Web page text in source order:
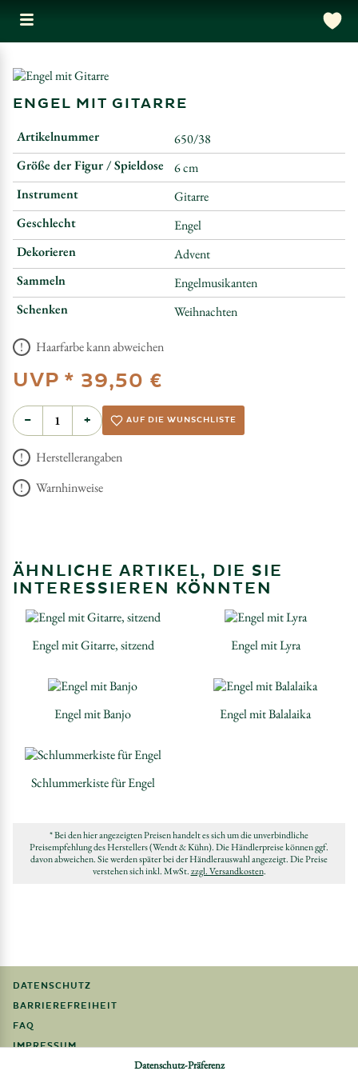
ENGEL MIT GITARRE
Artikelnummer
650/38
Größe der Figur / Spieldose
6 cm
Instrument
Gitarre
Geschlecht
Engel
Dekorieren
Advent
Sammeln
Engelmusikanten
Schenken
Weihnachten
Haarfarbe kann abweichen
UVP * 39,50 €
− + AUF DIE WUNSCHLISTE
Herstellerangaben
Warnhinweise
ÄHNLICHE ARTIKEL, DIE SIE
INTERESSIEREN KÖNNTEN
Engel mit Gitarre, sitzend Engel mit Lyra
Engel mit Banjo Engel mit Balalaika
Schlummerkiste für Engel
* Bei den hier angezeigten Preisen handelt es sich um die unverbindliche
Preisempfehlung des Herstellers (Wendt & Kühn). Die Händlerpreise können ggf.
davon abweichen. Sie werden später bei der Händlerauswahl angezeigt. Die Preise
verstehen sich inkl. MwSt.zzgl. Versandkosten.
DATENSCHUTZ
BARRIEREFREIHEIT
FAQ
IMPRESSUM
Datenschutz-Präferenz